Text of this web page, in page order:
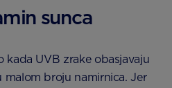
sunca
UVB zrake obasjavaju
malom broju namirnica. Jer